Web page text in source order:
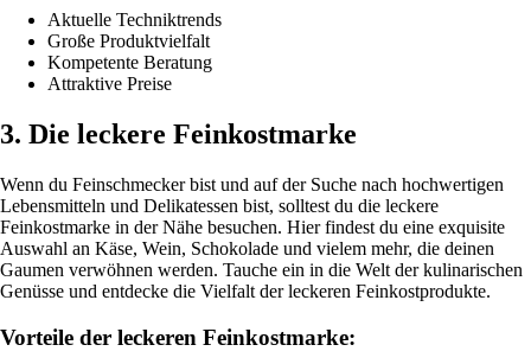
Aktuelle Techniktrends
Große Produktvielfalt
Kompetente Beratung
Attraktive Preise
3. Die leckere Feinkostmarke
Wenn du Feinschmecker bist und auf der Suche nach hochwertigen
Lebensmitteln und Delikatessen bist, solltest du die leckere
Feinkostmarke in der Nähe besuchen. Hier findest du eine exquisite
Auswahl an Käse, Wein, Schokolade und vielem mehr, die deinen
Gaumen verwöhnen werden. Tauche ein in die Welt der kulinarischen
Genüsse und entdecke die Vielfalt der leckeren Feinkostprodukte.
Vorteile der leckeren Feinkostmarke: